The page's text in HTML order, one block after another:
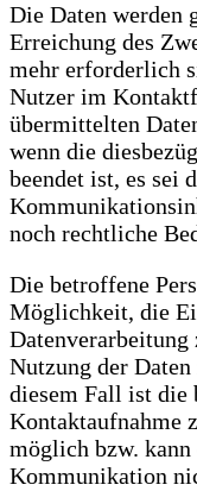
Die Daten werden
Erreichung des
mehr erforderlich
Nutzer im
übermittelten
wenn die
beendet ist, es sei
noch rechtliche
Die betroffene
Möglichkeit, die
Nutzung der
diesem Fall ist die
Kontaktaufnahme
möglich bzw. kann
Kommunikation